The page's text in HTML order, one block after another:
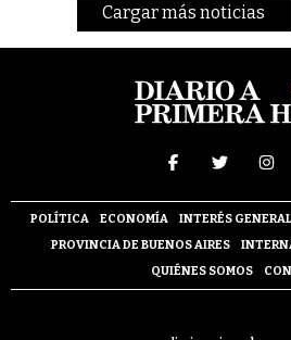
Cargar más noticias
POLÍTICA ECONOMÍA INTERÉS GENERAL
PROVINCIA DE BUENOS AIRES
QUIÉNES SOMOS